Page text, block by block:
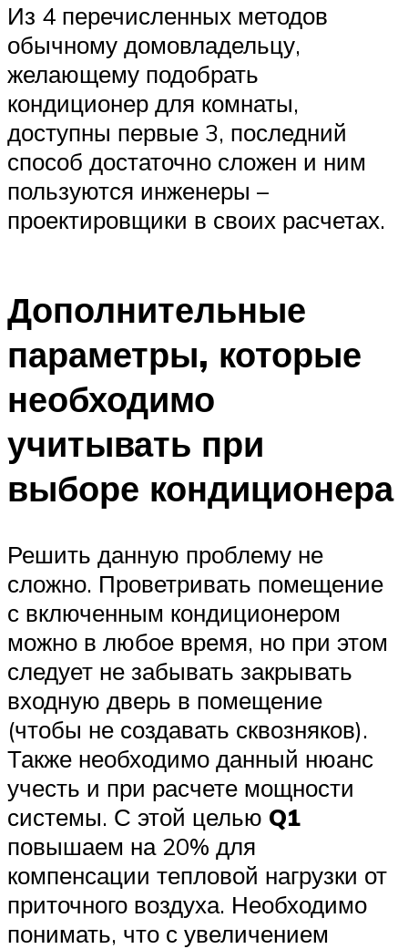
Из 4 перечисленных методов
обычному домовладельцу,
желающему подобрать
кондиционер для комнаты,
доступны первые 3, последний
способ достаточно сложен и ним
пользуются инженеры –
проектировщики в своих расчетах.
Дополнительные
параметры, которые
необходимо
учитывать при
выборе кондиционера
Решить данную проблему не
сложно. Проветривать помещение
с включенным кондиционером
можно в любое время, но при этом
следует не забывать закрывать
входную дверь в помещение
(чтобы не создавать сквозняков).
Также необходимо данный нюанс
учесть и при расчете мощности
системы. С этой целью Q1
повышаем на 20% для
компенсации тепловой нагрузки от
приточного воздуха. Необходимо
понимать, что с увеличением